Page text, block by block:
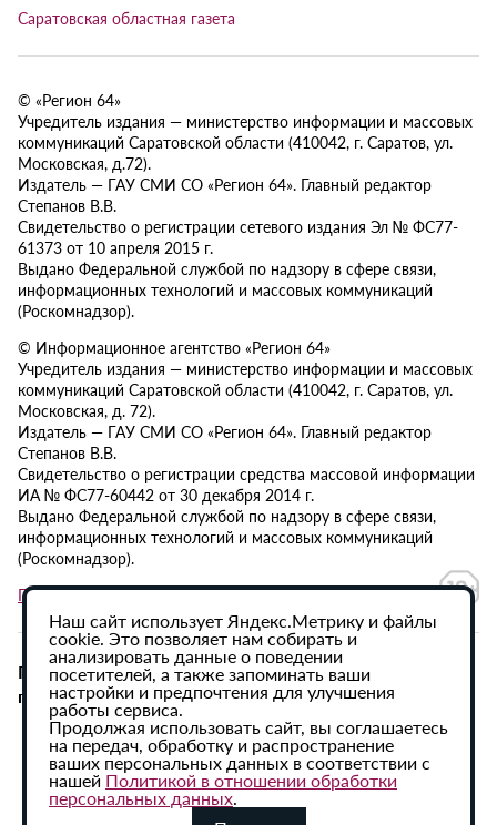
Саратовская областная газета
© «Регион 64»
Учредитель издания — министерство информации и массовых
коммуникаций Саратовской области (410042, г. Саратов, ул.
Московская, д.72).
Издатель — ГАУ СМИ СО «Регион 64». Главный редактор
Степанов В.В.
Свидетельство о регистрации сетевого издания Эл № ФС77-
61373 от 10 апреля 2015 г.
Выдано Федеральной службой по надзору в сфере связи,
информационных технологий и массовых коммуникаций
(Роскомнадзор).
© Информационное агентство «Регион 64»
Учредитель издания — министерство информации и массовых
коммуникаций Саратовской области (410042, г. Саратов, ул.
Московская, д. 72).
Издатель — ГАУ СМИ СО «Регион 64». Главный редактор
Степанов В.В.
Свидетельство о регистрации средства массовой информации
ИА № ФС77-60442 от 30 декабря 2014 г.
Выдано Федеральной службой по надзору в сфере связи,
информационных технологий и массовых коммуникаций
(Роскомнадзор).
Политика в отношении обработки персональных данных
При использовании материалов сайта активная
гиперссылка на ИА «Регион 64» обязательна.
Наш сайт использует Яндекс.Метрику и файлы
cookie. Это позволяет нам собирать и
анализировать данные о поведении
посетителей, а также запоминать ваши
настройки и предпочтения для улучшения
работы сервиса.
Продолжая использовать сайт, вы соглашаетесь
на передач, обработку и распространение
ваших персональных данных в соответствии с
нашей Политикой в отношении обработки
персональных данных.